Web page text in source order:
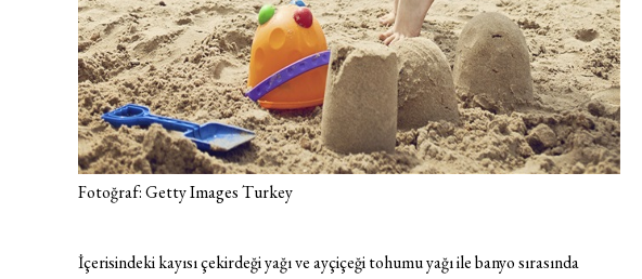
Fotoğraf: Getty Images Turkey
İçerisindeki kayısı çekirdeği yağı ve ayçiçeği tohumu yağı ile banyo sırasında